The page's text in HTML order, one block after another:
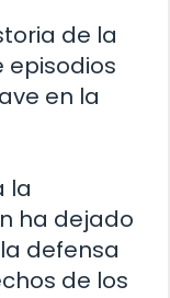
de la
episodios
en la
la
ha dejado
defensa
de los